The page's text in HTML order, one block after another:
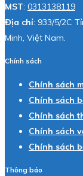
MST: 0313138119
Địa chỉ: 933/5/2C
Minh, Việt Nam.
Chính sách
Chính sách
Chính sách
Chính sách
Chính sách
Chính sách
Thông báo